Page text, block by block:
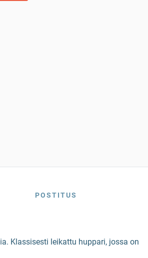
POSTITUS
Klassisesti leikattu huppari, jossa on